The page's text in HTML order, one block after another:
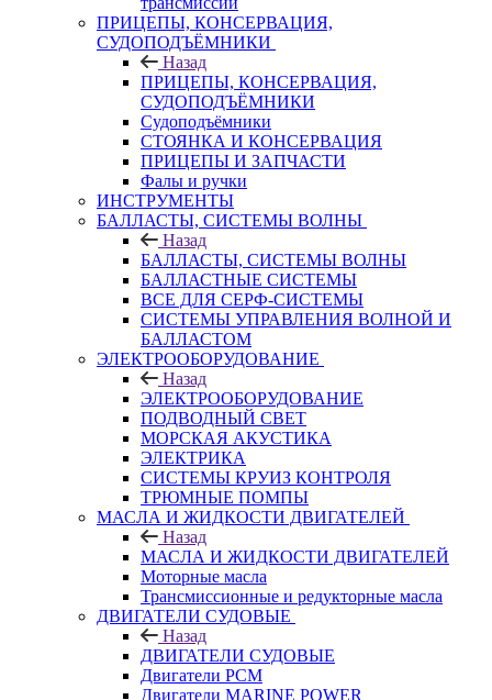
ПРИЦЕПЫ, КОНСЕРВАЦИЯ,
СУДОПОДЪЁМНИКИ
Назад
ПРИЦЕПЫ, КОНСЕРВАЦИЯ,
СУДОПОДЪЁМНИКИ
Судоподъёмники
СТОЯНКА И КОНСЕРВАЦИЯ
ПРИЦЕПЫ И ЗАПЧАСТИ
Фалы и ручки
ИНСТРУМЕНТЫ
БАЛЛАСТЫ, СИСТЕМЫ ВОЛНЫ
Назад
БАЛЛАСТЫ, СИСТЕМЫ ВОЛНЫ
БАЛЛАСТНЫЕ СИСТЕМЫ
ВСЕ ДЛЯ СЕРФ-СИСТЕМЫ
СИСТЕМЫ УПРАВЛЕНИЯ ВОЛНОЙ И
БАЛЛАСТОМ
ЭЛЕКТРООБОРУДОВАНИЕ
Назад
ЭЛЕКТРООБОРУДОВАНИЕ
ПОДВОДНЫЙ СВЕТ
МОРСКАЯ АКУСТИКА
ЭЛЕКТРИКА
СИСТЕМЫ КРУИЗ КОНТРОЛЯ
ТРЮМНЫЕ ПОМПЫ
МАСЛА И ЖИДКОСТИ ДВИГАТЕЛЕЙ
Назад
МАСЛА И ЖИДКОСТИ ДВИГАТЕЛЕЙ
Моторные масла
Трансмиссионные и редукторные масла
ДВИГАТЕЛИ СУДОВЫЕ
Назад
ДВИГАТЕЛИ СУДОВЫЕ
Двигатели PCM
Двигатели MARINE POWER